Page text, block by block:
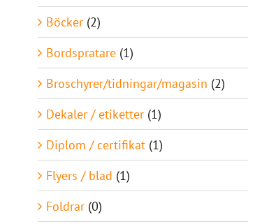
Böcker (2)
Bordspratare (1)
Broschyrer/tidningar/magasin (2)
Dekaler / etiketter (1)
Diplom / certifikat (1)
Flyers / blad (1)
Foldrar (0)